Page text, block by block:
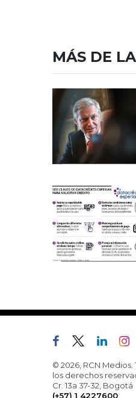
MÁS DE
© 2026, RCN Medios.
los derechos
Cr. 13a 37-32, Bogotá
(+57) 1 4227600